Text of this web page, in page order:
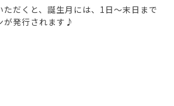
ただくと、誕生月には、1日～末日まで
が発行されます♪